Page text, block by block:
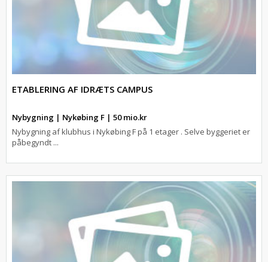
ETABLERING AF IDRÆTS CAMPUS
Nybygning | Nykøbing F | 50 mio.kr
Nybygning af klubhus i Nykøbing F på 1 etager . Selve byggeriet er
påbegyndt ...